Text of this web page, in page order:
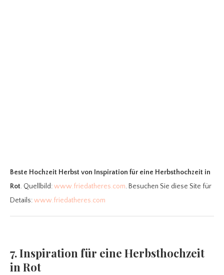
Beste Hochzeit Herbst von Inspiration für eine Herbsthochzeit in
Rot. Quellbild:www.friedatheres.com. Besuchen Sie diese Site für
Details:www.friedatheres.com
7. Inspiration für eine Herbsthochzeit
in Rot